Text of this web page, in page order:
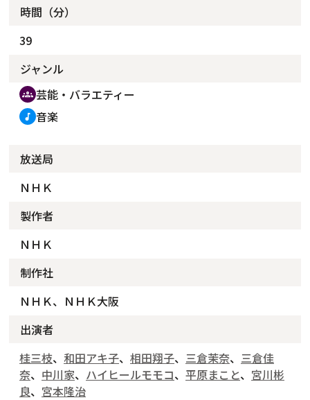
時間（分）
39
ジャンル
groups 芸能・バラエティー
music_note 音楽
放送局
ＮＨＫ
製作者
ＮＨＫ
制作社
ＮＨＫ、ＮＨＫ大阪
出演者
桂三枝、 和田アキ子、 相田翔子、 三倉茉奈、 三倉佳
奈、 中川家、 ハイヒールモモコ、 平原まこと、 宮川彬
良、 宮本隆治